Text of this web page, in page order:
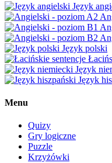
Język
Język polski
Język
Język
Menu
Quizy
Gry logiczne
Puzzle
Krzyżówki